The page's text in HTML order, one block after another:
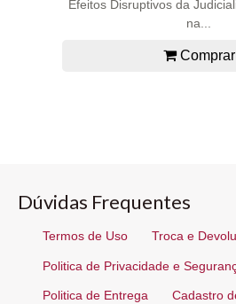
Efeitos Disruptivos da
na...
Comprar
Dúvidas Frequentes
Termos de Uso Troca e
Politica de Privacidade e
Politica de Entrega Cadastro